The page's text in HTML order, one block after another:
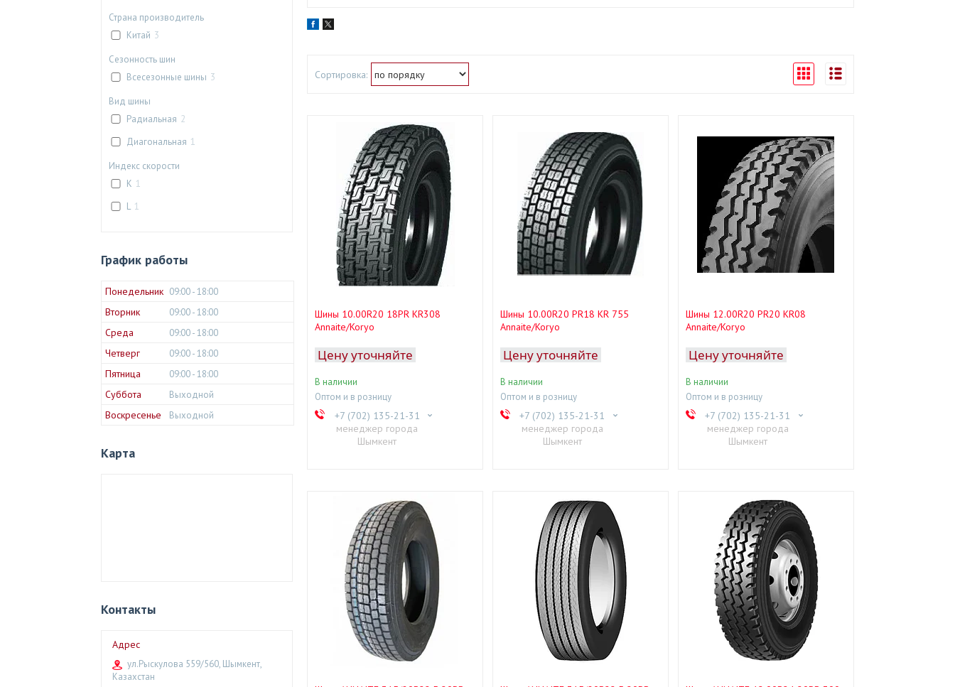
Шины 10.00R20 18PR KR308
Annaite/Koryo
Цену уточняйте
В наличии
Оптом и в розницу
+7 (702) 135-21-31
менеджер города
Шымкент
Шины 10.00R20 PR18 KR 755
Annaite/Koryo
Цену уточняйте
В наличии
Оптом и в розницу
+7 (702) 135-21-31
менеджер города
Шымкент
Шины 12.00R20 PR20 KR08
Annaite/Koryo
Цену уточняйте
В наличии
Оптом и в розницу
+7 (702) 135-21-31
менеджер города
Шымкент
Страна производитель
Китай 3
Сезонность шин
Всесезонные шины 3
Вид шины
Радиальная 2
Диагональная 1
Индекс скорости
K 1
L 1
График работы
Понедельник 09:00 18:00
Вторник 09:00 18:00
Среда 09:00 18:00
Четверг 09:00 18:00
Пятница 09:00 18:00
Суббота Выходной
Воскресенье Выходной
Карта
Контакты
ул.Рыскулова 559/560, Шымкент,
Казахстан